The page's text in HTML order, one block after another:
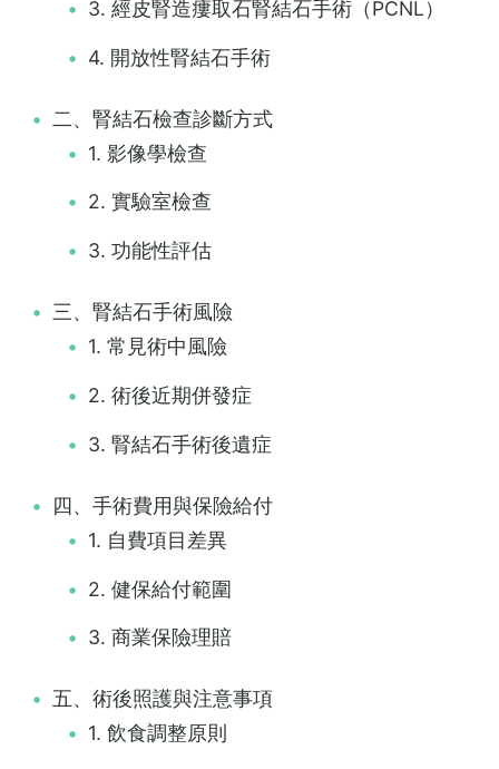
3. 經皮腎造瘻取石腎結石手術（PCNL）
4. 開放性腎結石手術
二、腎結石檢查診斷方式
1. 影像學檢查
2. 實驗室檢查
3. 功能性評估
三、腎結石手術風險
1. 常見術中風險
2. 術後近期併發症
3. 腎結石手術後遺症
四、手術費用與保險給付
1. 自費項目差異
2. 健保給付範圍
3. 商業保險理賠
五、術後照護與注意事項
1. 飲食調整原則